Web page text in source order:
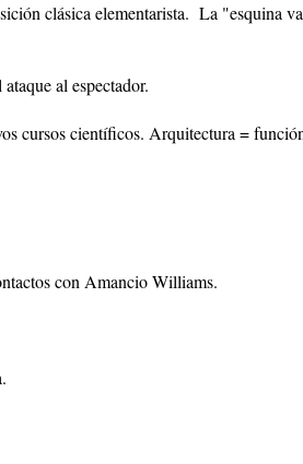
clásica elementarista. La "esquina
al espectador.
cursos científicos. Arquitectura =
con Amancio Williams.